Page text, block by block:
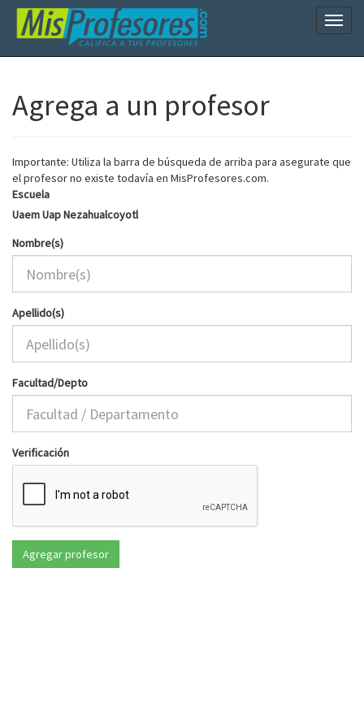
Agrega a un profesor
Importante: Utiliza la barra de búsqueda de arriba para asegurate que
el profesor no existe todavía en MisProfesores.com.
Escuela
Uaem Uap Nezahualcoyotl
Nombre(s)
Apellido(s)
Facultad/Depto
Verificación